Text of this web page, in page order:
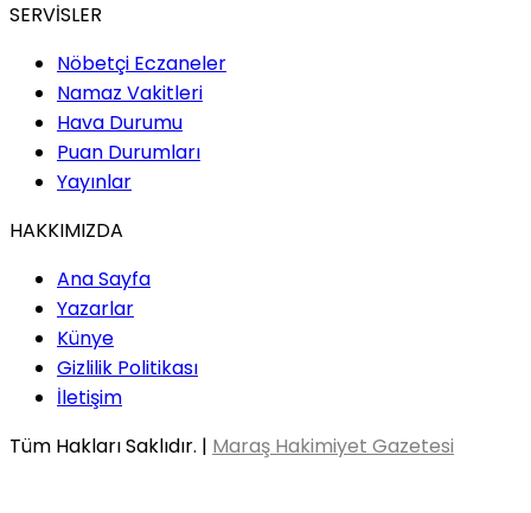
SERVİSLER
Nöbetçi Eczaneler
Namaz Vakitleri
Hava Durumu
Puan Durumları
Yayınlar
HAKKIMIZDA
Ana Sayfa
Yazarlar
Künye
Gizlilik Politikası
İletişim
Tüm Hakları Saklıdır. | Maraş Hakimiyet Gazetesi